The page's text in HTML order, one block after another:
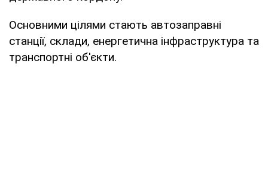
Основними цілями стають автозаправні
станції, склади, енергетична інфраструктура та
транспортні об'єкти.